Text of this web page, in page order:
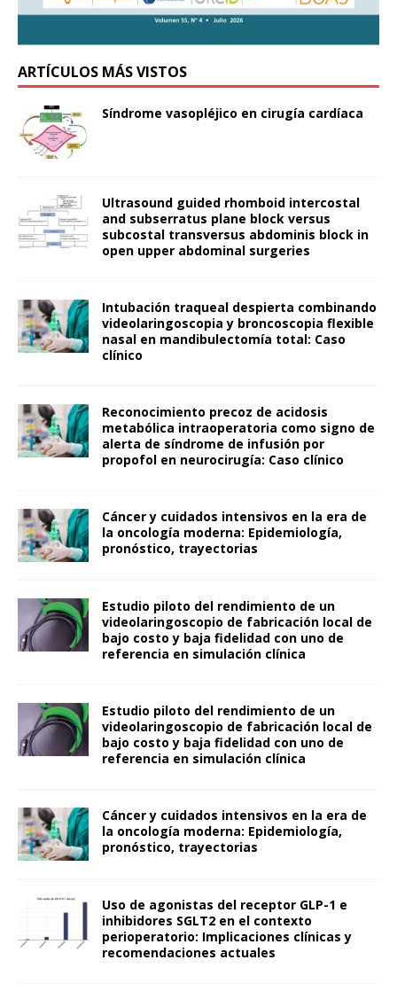
ARTÍCULOS MÁS VISTOS
Síndrome vasopléjico en cirugía cardíaca
Ultrasound guided rhomboid intercostal
and subserratus plane block versus
subcostal transversus abdominis block in
open upper abdominal surgeries
Intubación traqueal despierta combinando
videolaringoscopia y broncoscopia flexible
nasal en mandibulectomía total: Caso
clínico
Reconocimiento precoz de acidosis
metabólica intraoperatoria como signo de
alerta de síndrome de infusión por
propofol en neurocirugía: Caso clínico
Cáncer y cuidados intensivos en la era de
la oncología moderna: Epidemiología,
pronóstico, trayectorias
Estudio piloto del rendimiento de un
videolaringoscopio de fabricación local de
bajo costo y baja fidelidad con uno de
referencia en simulación clínica
Estudio piloto del rendimiento de un
videolaringoscopio de fabricación local de
bajo costo y baja fidelidad con uno de
referencia en simulación clínica
Cáncer y cuidados intensivos en la era de
la oncología moderna: Epidemiología,
pronóstico, trayectorias
Uso de agonistas del receptor GLP-1 e
inhibidores SGLT2 en el contexto
perioperatorio: Implicaciones clínicas y
recomendaciones actuales